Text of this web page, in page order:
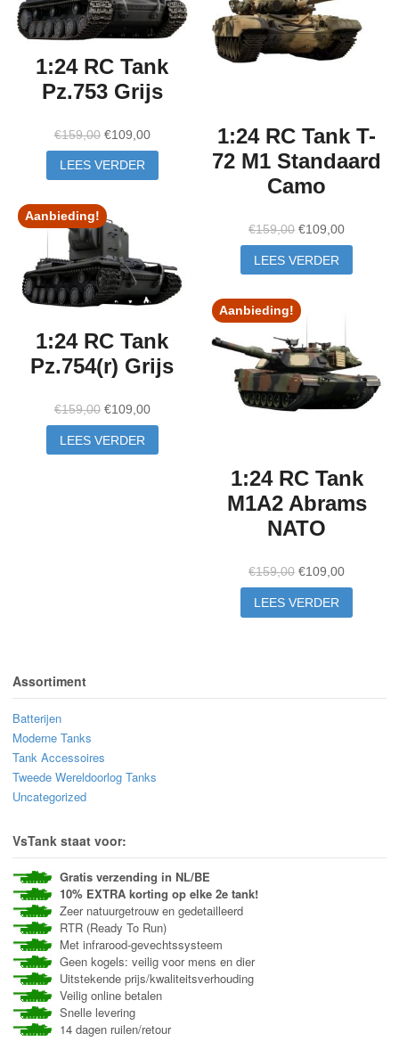
1:24 RC Tank
Pz.753 Grijs
€159,00 Oorspronkelijke
prijs
was:
€109,00Huidige
prijs
LEES VERDER
1:24 RC Tank T-
72 M1 Standaard
Camo
€159,00 Oorspronkelijke
prijs
was:
€109,00Huidige
prijs
LEES VERDER
Aanbieding!
1:24 RC Tank
Pz.754(r) Grijs
€159,00 Oorspronkelijke
prijs
was:
€109,00Huidige
prijs
LEES VERDER
Aanbieding!
1:24 RC Tank
M1A2 Abrams
NATO
€159,00 Oorspronkelijke
prijs
was:
€109,00Huidige
prijs
LEES VERDER
Assortiment
Batterijen
Moderne Tanks
Tank Accessoires
Tweede Wereldoorlog Tanks
Uncategorized
VsTank staat voor:
Gratis verzending in NL/BE
10% EXTRA korting op elke 2e tank!
Zeer natuurgetrouw en gedetailleerd
RTR (Ready To Run)
Met infrarood-gevechtssysteem
Geen kogels: veilig voor mens en dier
Uitstekende prijs/kwaliteitsverhouding
Veilig online betalen
Snelle levering
14 dagen ruilen/retour